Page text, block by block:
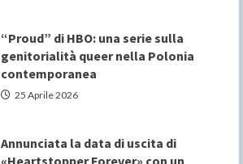
“Proud” di HBO: una serie sulla
genitorialità queer nella Polonia
contemporanea
25 Aprile 2026
Annunciata la data di uscita di
«Heartstopper Forever» con un